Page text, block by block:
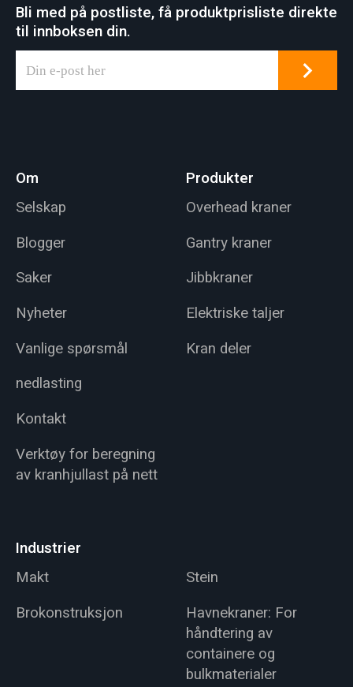
Avfallshåndtering,
biokraftproduksjon,
kullvasking,
slaggfjerning.
Bli med på postliste, få produktprisliste direkte
til innboksen din.
Om
Selskap
Blogger
Saker
Nyheter
Vanlige spørsmål
nedlasting
Kontakt
Verktøy for beregning
av kranhjullast på nett
Produkter
Overhead kraner
Gantry kraner
Jibbkraner
Elektriske taljer
Kran deler
Industrier
Makt
Stein
Brokonstruksjon
Havnekraner: For
håndtering av
containere og
bulkmaterialer